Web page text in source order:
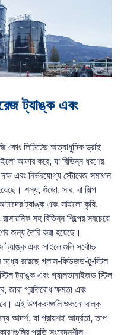
ট্যাঙ্ক এবং
কোং লিমিটেড অত্যাধুনিক ড্রাই
অফার করে, যা বিভিন্ন ধরণের
এবং নির্ভরযোগ্য স্টোরেজ সমাধান
শস্য, গুঁড়ো, সার, বা শিল্প
ট্যাঙ্ক এবং সাইলো কৃষি,
সহ বিভিন্ন শিল্পের সবচেয়ে
জন্য তৈরি করা হয়েছে।
এবং সাইলোগুলি সর্বোচ্চ
মধ্যে রয়েছে গ্লাস-ফিউজড-টু-স্টিল
ট্যাঙ্ক এবং গ্যালভানাইজড স্টিল
জারা প্রতিরোধ ক্ষমতা এবং
করে। এই উপকরণগুলি শুকনো বাল্ক
আদর্শ, যা প্রায়শই আর্দ্রতা, তাপ
প্রতি সংবেদনশীল।